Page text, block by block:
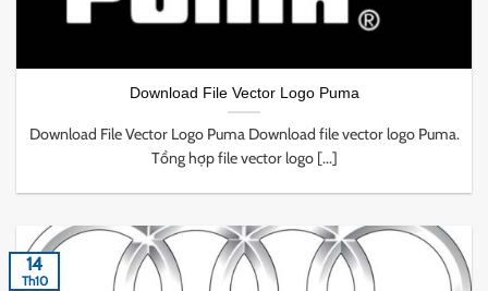
Download File Vector Logo Puma
Download File Vector Logo Puma Download file vector logo Puma.
Tổng hợp file vector logo [...]
14
Th10